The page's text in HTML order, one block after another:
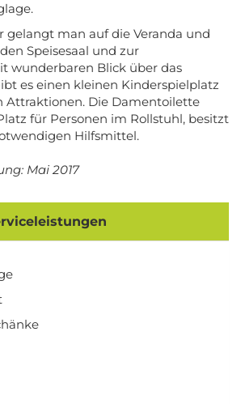
gelangt man auf die Veranda und
Speisesaal und zur
wunderbaren Blick über das
es einen kleinen Kinderspielplatz
Attraktionen. Die Damentoilette
für Personen im Rollstuhl, besitzt
Hilfsmittel.
Mai 2017